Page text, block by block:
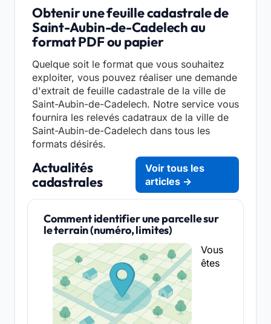
Obtenir une feuille cadastrale de
Saint-Aubin-de-Cadelech au
format PDF ou papier
Quelque soit le format que vous souhaitez
exploiter, vous pouvez réaliser une demande
d'extrait de feuille cadastrale de la ville de
Saint-Aubin-de-Cadelech. Notre service vous
fournira les relevés cadatraux de la ville de
Saint-Aubin-de-Cadelech dans tous les
formats désirés.
Actualités
cadastrales
Voir tous les
articles →
Comment identifier une parcelle sur
le terrain (numéro, limites)
Vous
êtes